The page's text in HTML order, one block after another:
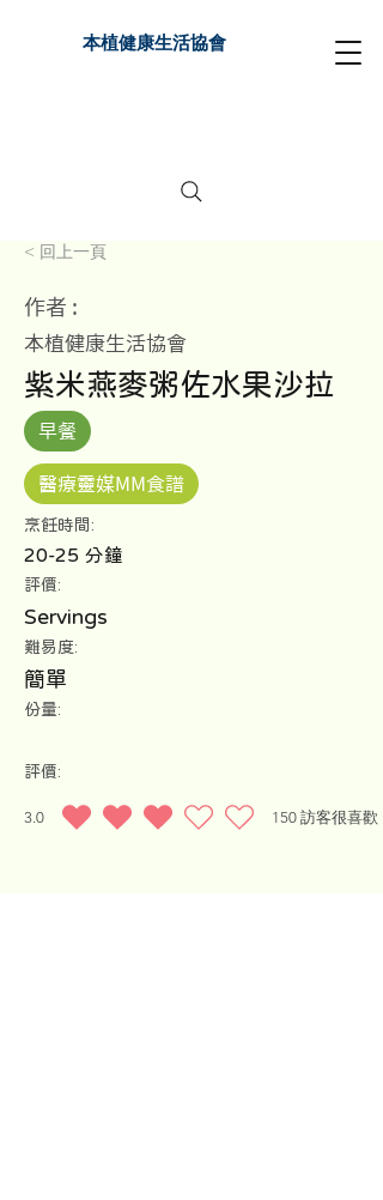
本植健康生活協會
< 回上一頁
作者 :
本植健康生活協會
紫米燕麥粥佐水果沙拉
早餐
醫療靈媒MM食譜
​烹飪時間:
20-25 分鐘
評價:
Servings
難易度:
簡單
份量:
評價:
3.0 150 訪客很喜歡
平均評等為 3 ，滿分 5 分, ，基於 150 票, 訪客很喜歡